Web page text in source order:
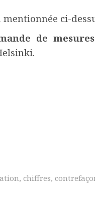
mentionnée ci-
de
, chiffres,